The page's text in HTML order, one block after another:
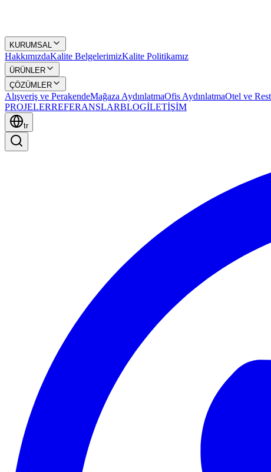
KURUMSAL
HakkımızdaKalite BelgelerimizKalite Politikamız
ÜRÜNLER
ÇÖZÜMLER
Alışveriş ve PerakendeMağaza AydınlatmaOfis AydınlatmaOtel ve
PROJELERREFERANSLARBLOGİLETİŞİM
tr